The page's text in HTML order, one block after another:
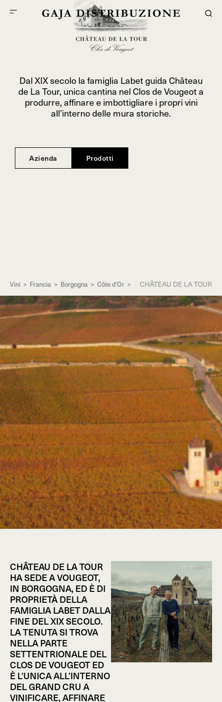
Dal XIX secolo la famiglia Labet guida Château
de La Tour, unica cantina nel Clos de Vougeot a
produrre, affinare e imbottigliare i propri vini
all’interno delle mura storiche.
Azienda Prodotti
Vini > Francia > Borgogna > Côte d’Or > CHÂTEAU DE LA TOUR
CHÂTEAU DE LA TOUR
HA SEDE A VOUGEOT,
IN BORGOGNA, ED È DI
PROPRIETÀ DELLA
FAMIGLIA LABET DALLA
FINE DEL XIX SECOLO.
LA TENUTA SI TROVA
NELLA PARTE
SETTENTRIONALE DEL
CLOS DE VOUGEOT ED
È L’UNICA ALL’INTERNO
DEL GRAND CRU A
VINIFICARE, AFFINARE